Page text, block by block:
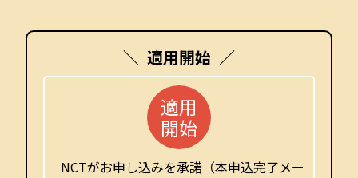
適用開始
適用
開始
NCTがお申し込みを承諾（本申込完了メー